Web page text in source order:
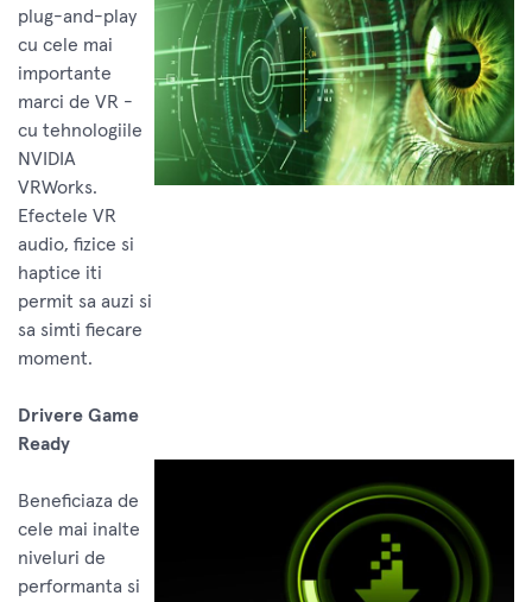
plug-and-play
cu cele mai
importante
marci de VR -
cu tehnologiile
NVIDIA
VRWorks.
Efectele VR
audio, fizice si
haptice iti
permit sa auzi si
sa simti fiecare
moment.
Drivere Game
Ready
Beneficiaza de
cele mai inalte
niveluri de
performanta si